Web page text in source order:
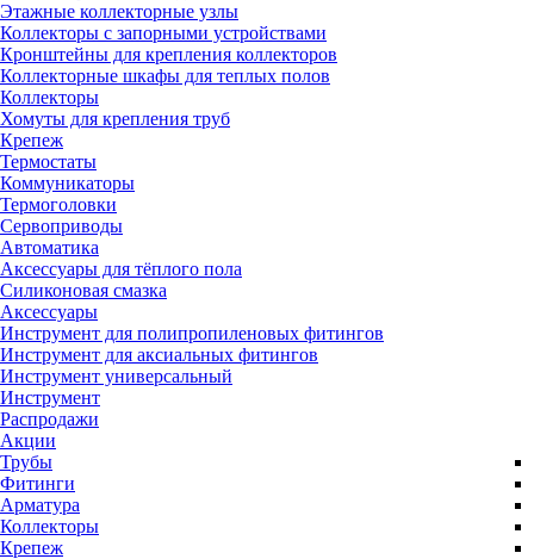
Этажные коллекторные узлы
Коллекторы с запорными устройствами
Кронштейны для крепления коллекторов
Коллекторные шкафы для теплых полов
Коллекторы
Хомуты для крепления труб
Крепеж
Термостаты
Коммуникаторы
Термоголовки
Сервоприводы
Автоматика
Аксессуары для тёплого пола
Силиконовая смазка
Аксессуары
Инструмент для полипропиленовых фитингов
Инструмент для аксиальных фитингов
Инструмент универсальный
Инструмент
Распродажи
Акции
Трубы
Фитинги
Арматура
Коллекторы
Крепеж